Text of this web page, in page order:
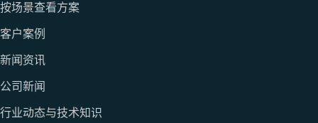
按场景查看方案
客户案例
新闻资讯
公司新闻
行业动态与技术知识